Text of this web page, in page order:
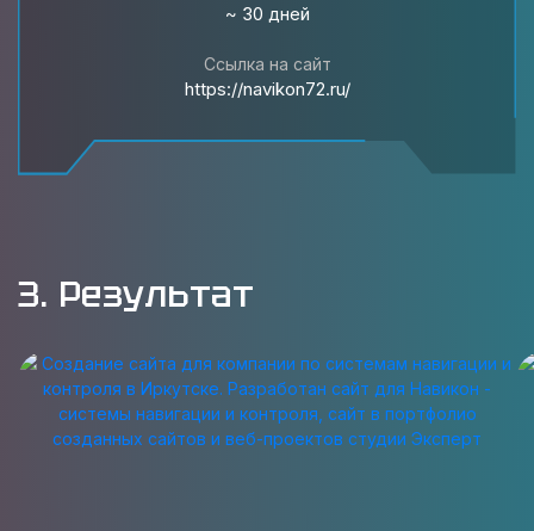
~ 30 дней
Ссылка на сайт
https://navikon72.ru/
3. Результат